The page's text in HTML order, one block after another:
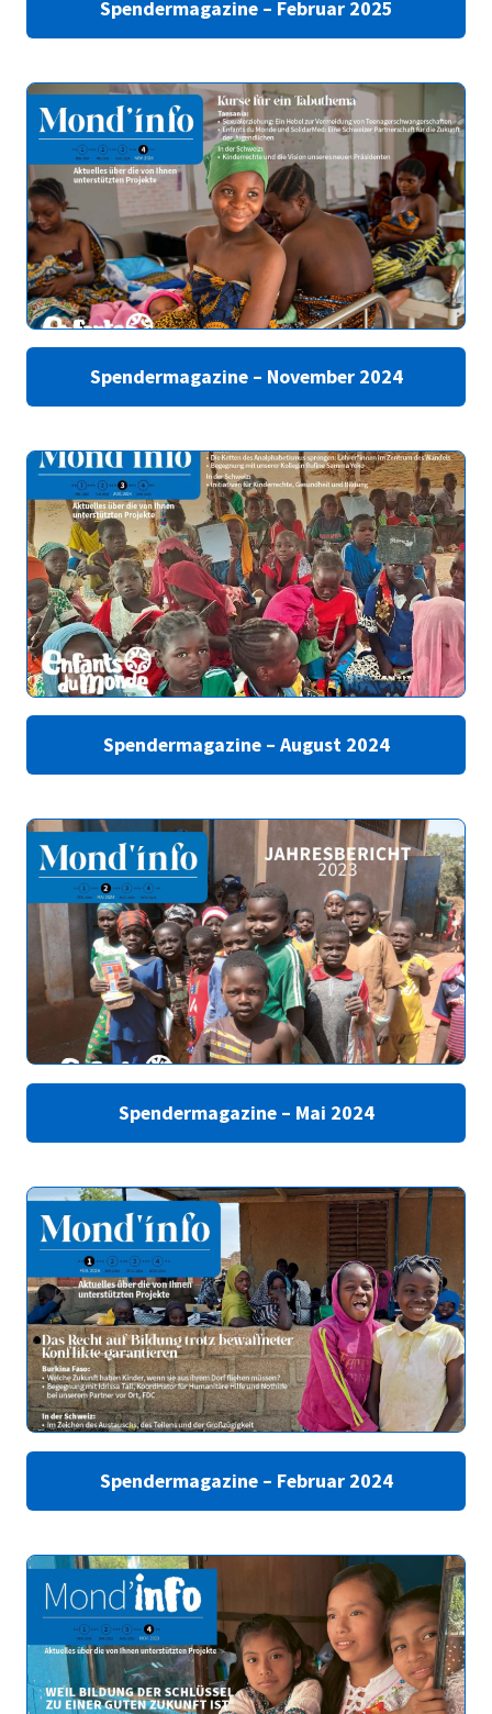
Spendermagazine – Februar 2025
Spendermagazine – November 2024
Spendermagazine – August 2024
Spendermagazine – Mai 2024
Spendermagazine – Februar 2024